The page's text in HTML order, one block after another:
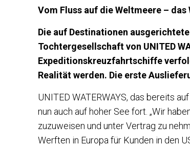
Vom Fluss auf die Weltmeere –
Die auf Destinationen
Tochtergesellschaft von UNITED
Expeditionskreuzfahrtschiffe
Realität werden. Die erste
UNITED WATERWAYS, das bereits
nun auch auf hoher See fort. „Wir
zuzuweisen und unter Vertrag zu
Werften in Europa für Kunden in den